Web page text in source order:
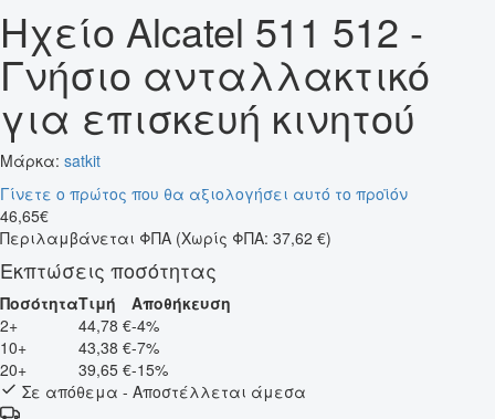
Ηχείο Alcatel 511 512 -
Γνήσιο ανταλλακτικό
για επισκευή κινητού
Μάρκα: satkit
Γίνετε ο πρώτος που θα αξιολογήσει αυτό το προϊόν
46,65€
Περιλαμβάνεται ΦΠΑ (Χωρίς ΦΠΑ: 37,62 €)
Εκπτώσεις ποσότητας
ΠοσότηταΤιμή
Αποθήκευση
2+
44,78 €-4%
10+
43,38 €-7%
20+
39,65 €-15%
Σε απόθεμα - Αποστέλλεται άμεσα